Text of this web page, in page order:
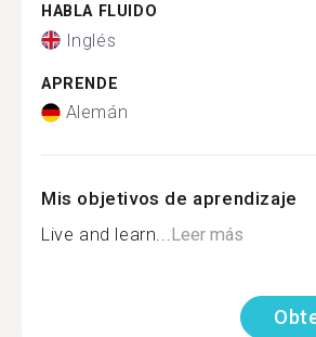
HABLA FLUIDO
Inglés
APRENDE
Alemán
Mis objetivos de aprendizaje
Live and learn...Leer más